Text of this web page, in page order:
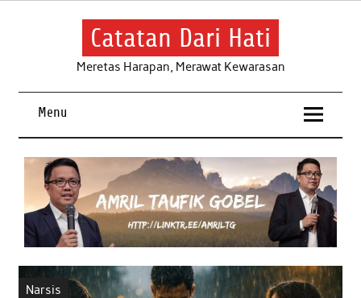
Skip
Catatan Dari Hati
Meretas Harapan, Merawat Kewarasan
Menu
Narsis